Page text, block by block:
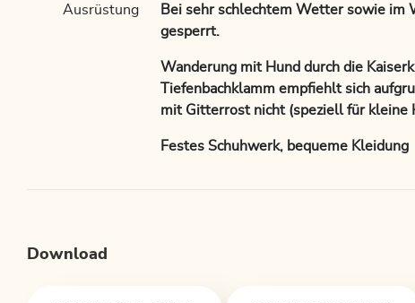
Ausrüstung
Bei sehr schlechtem Wetter sowie im
gesperrt.
Wanderung mit Hund durch die
Tiefenbachklamm empfiehlt sich
mit Gitterrost nicht (speziell für kleine
Festes Schuhwerk, bequeme Kleidung
Download